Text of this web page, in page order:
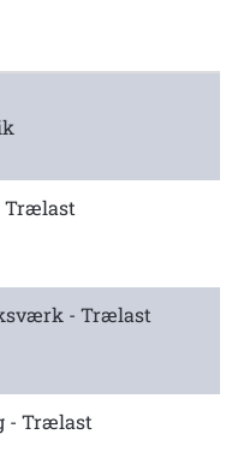
Trælast
- Trælast
- Trælast